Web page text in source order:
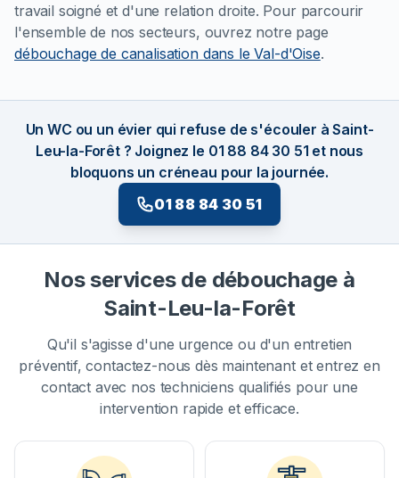
travail soigné et d'une relation droite. Pour parcourir
l'ensemble de nos secteurs, ouvrez notre page
débouchage de canalisation dans le Val-d'Oise.
Un WC ou un évier qui refuse de s'écouler à Saint-
Leu-la-Forêt ? Joignez le 01 88 84 30 51 et nous
bloquons un créneau pour la journée.
01 88 84 30 51
Nos services de débouchage à
Saint-Leu-la-Forêt
Qu'il s'agisse d'une urgence ou d'un entretien
préventif, contactez-nous dès maintenant et entrez en
contact avec nos techniciens qualifiés pour une
intervention rapide et efficace.